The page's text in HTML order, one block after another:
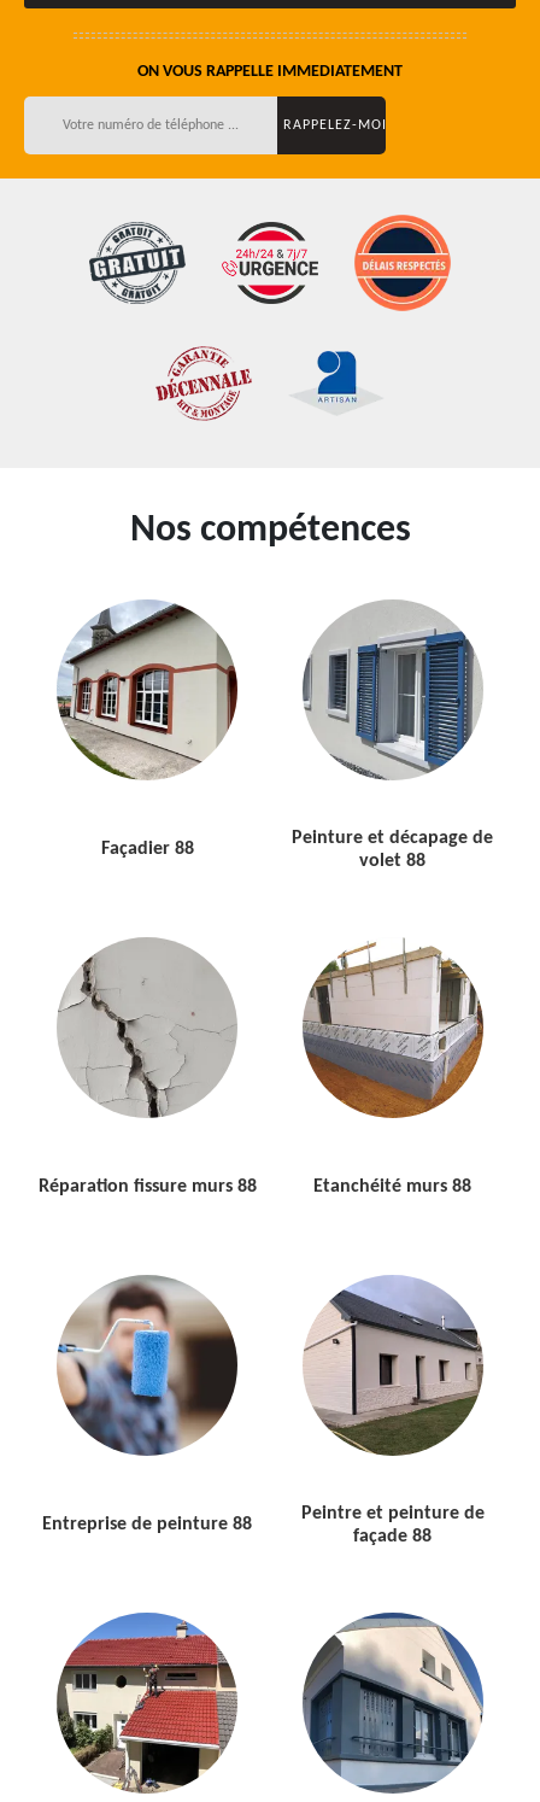
ON VOUS RAPPELLE IMMEDIATEMENT
Nos compétences
Façadier 88
Peinture et décapage de
volet 88
Réparation fissure murs 88 Etanchéité murs 88
Entreprise de peinture 88
Peintre et peinture de
façade 88